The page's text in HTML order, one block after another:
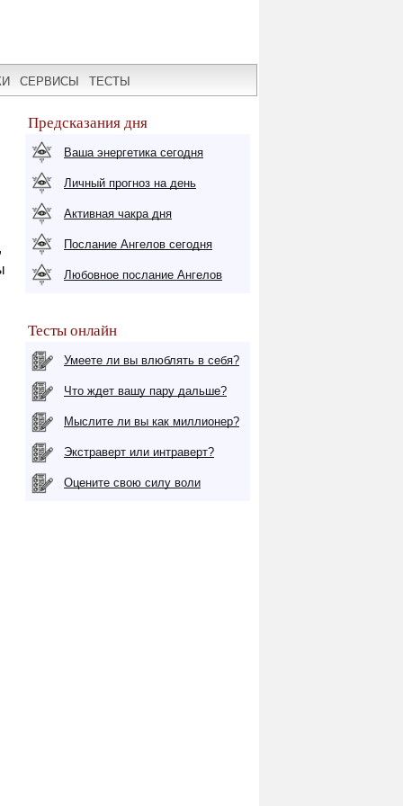
СЕРВИСЫ ТЕСТЫ
Предсказания дня
Ваша энергетика сегодня
Личный прогноз на день
Активная чакра дня
Послание Ангелов сегодня
Любовное послание Ангелов
Тесты онлайн
Умеете ли вы влюблять в себя?
Что ждет вашу пару дальше?
Мыслите ли вы как миллионер?
Экстраверт или интраверт?
Оцените свою силу воли